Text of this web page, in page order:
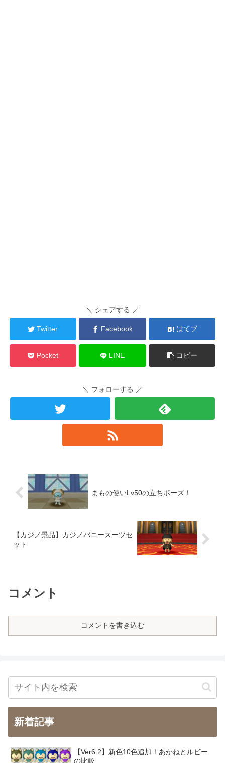
＼ シェアする ／
Twitter Facebook はてブ
Pocket LINE コピー
＼ フォローする ／
まもの使いLv50の立ちポーズ！
【カジノ景品】カジノバニースーツセ
ット
コメント
コメントを書き込む
新着記事
【Ver6.2】新色10色追加！あかねとルビー
の比較